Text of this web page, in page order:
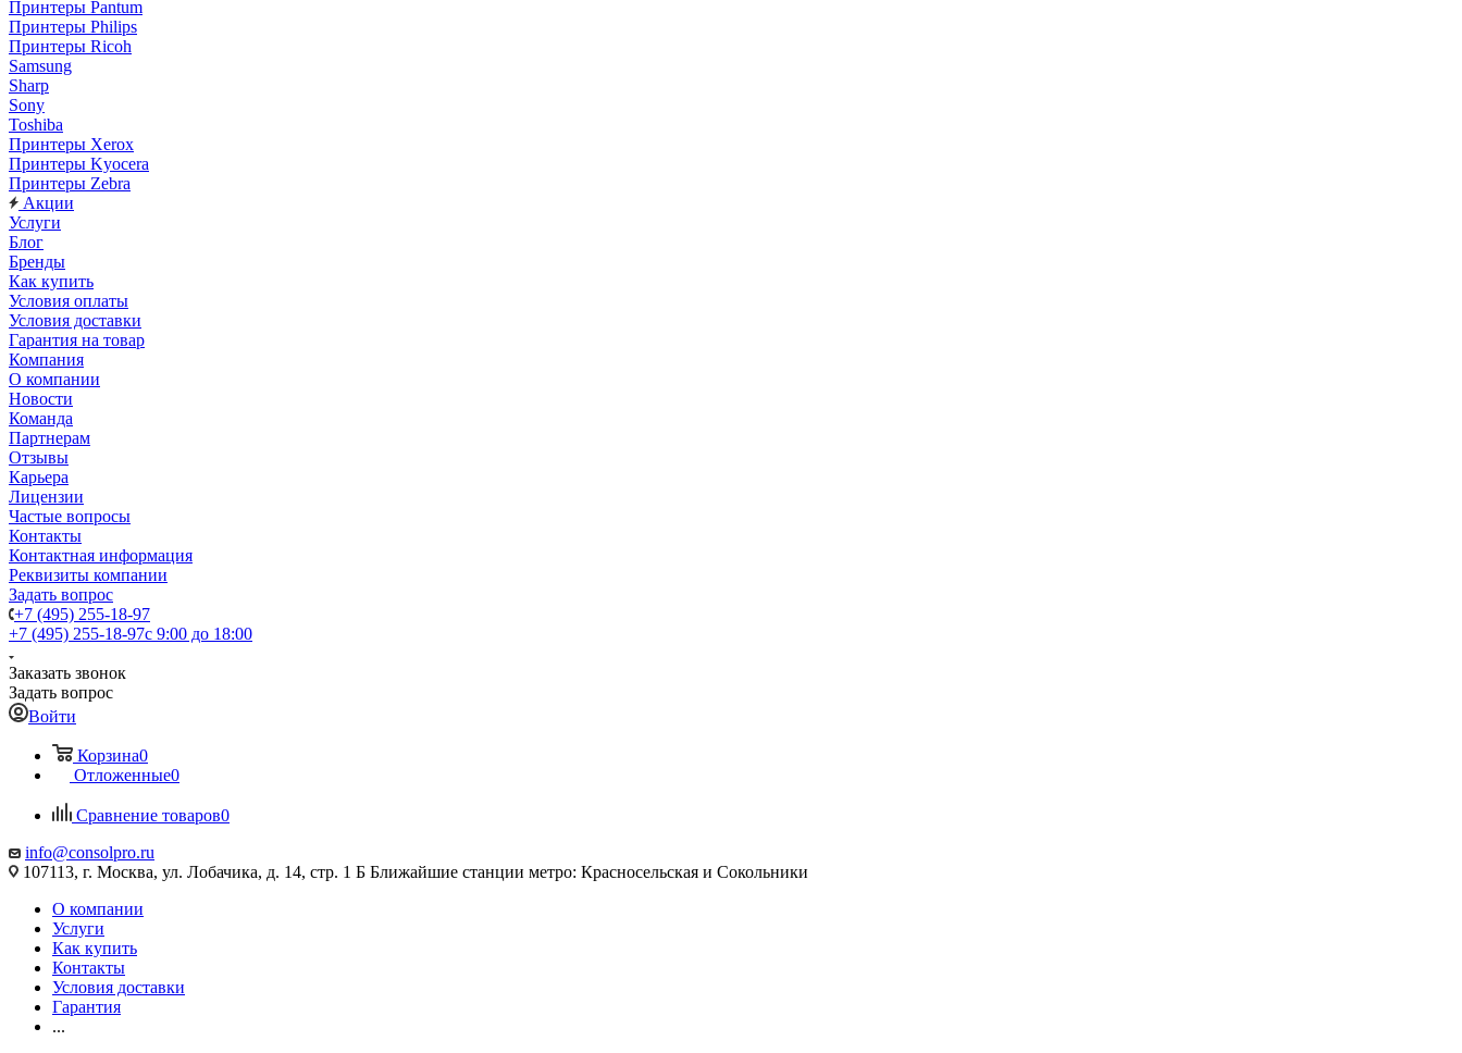
Принтеры Pantum
Принтеры Philips
Принтеры Ricoh
Samsung
Sharp
Sony
Toshiba
Принтеры Xerox
Принтеры Kyocera
Принтеры Zebra
Акции
Услуги
Блог
Бренды
Как купить
Условия оплаты
Условия доставки
Гарантия на товар
Компания
О компании
Новости
Команда
Партнерам
Отзывы
Карьера
Лицензии
Частые вопросы
Контакты
Контактная информация
Реквизиты компании
Задать вопрос
+7 (495) 255-18-97
+7 (495) 255-18-97с 9:00 до 18:00
Заказать звонок
Задать вопрос
Войти
Корзина0
Отложенные0
Сравнение товаров0
info@consolpro.ru
107113, г. Москва, ул. Лобачика, д. 14, стр. 1 Б Ближайшие станции метро: Красносельская и Сокольники
О компании
Услуги
Как купить
Контакты
Условия доставки
Гарантия
...